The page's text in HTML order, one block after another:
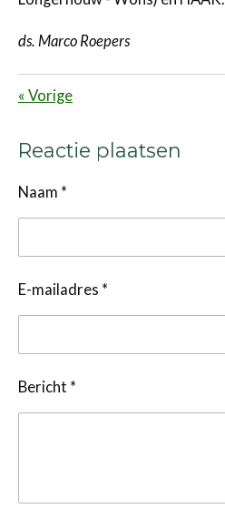
ds. Marco Roepers
« Vorige
Reactie plaatsen
Naam *
E-mailadres *
Bericht *